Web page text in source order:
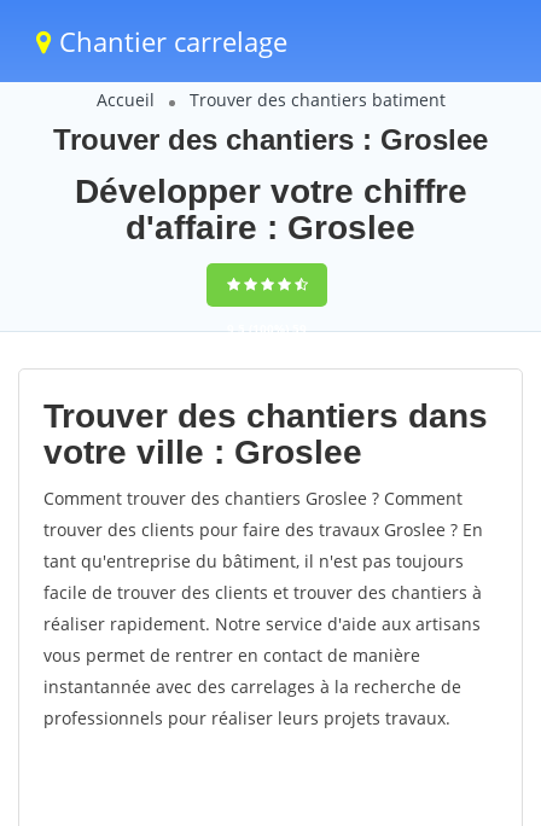
Chantier carrelage
Accueil Trouver des chantiers batiment
Trouver des chantiers : Groslee
Développer votre chiffre
d'affaire : Groslee
9,5(100%)59
votes
Trouver des chantiers dans
votre ville : Groslee
Comment trouver des chantiers Groslee ? Comment
trouver des clients pour faire des travaux Groslee ? En
tant qu'entreprise du bâtiment, il n'est pas toujours
facile de trouver des clients et trouver des chantiers à
réaliser rapidement. Notre service d'aide aux artisans
vous permet de rentrer en contact de manière
instantannée avec des carrelages à la recherche de
professionnels pour réaliser leurs projets travaux.